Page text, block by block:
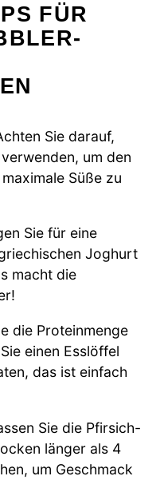
FÜR
Sie darauf,
um den
Süße zu
Sie für eine
Joghurt
macht die
die Proteinmenge
einen Esslöffel
das ist einfach
Sie die Pfirsich-
länger als 4
um Geschmack